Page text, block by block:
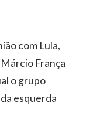
com Lula,
França
o grupo
esquerda